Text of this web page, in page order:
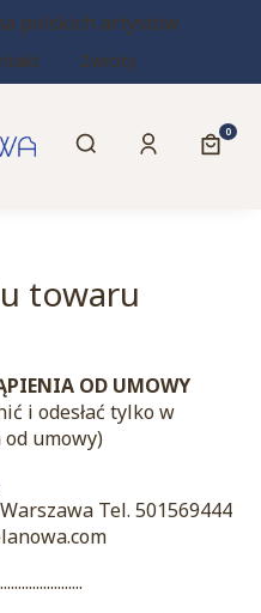
polskich artystów
Zwroty
Otwórz
Szukaj Zaloguj się
towaru
OD UMOWY
i odesłać tylko w
umowy)
Tel. 501569444